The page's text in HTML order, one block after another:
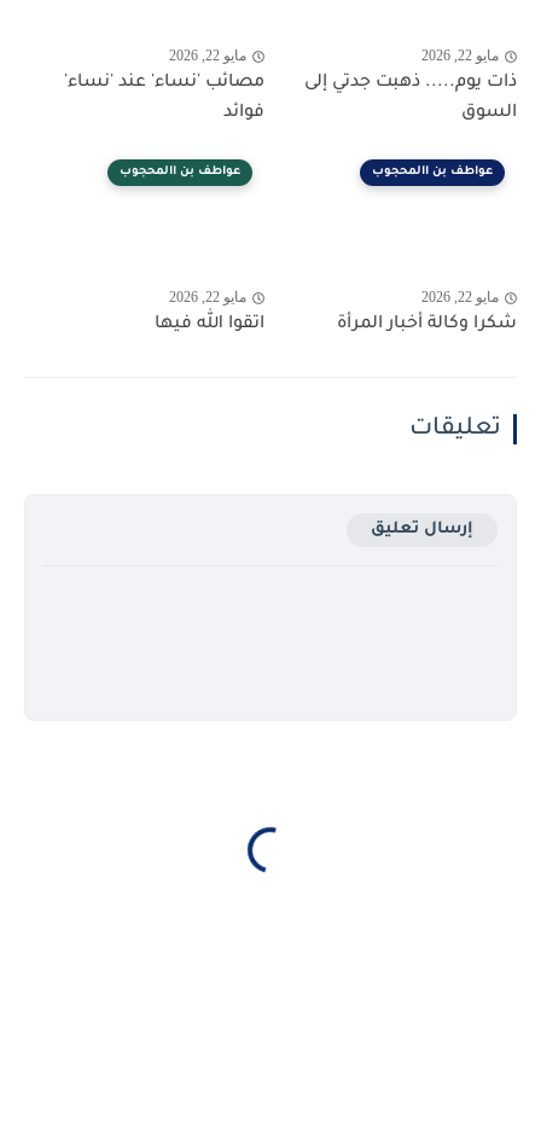
مايو 22, 2026
ذات يوم..... ذهبت جدتي إلى
السوق
مايو 22, 2026
مصائب 'نساء' عند 'نساء'
فوائد
عواطف بن االمحجوب
مايو 22, 2026
شكرا وكالة أخبار المرأة
عواطف بن االمحجوب
مايو 22, 2026
اتقوا الله فيها
تعليقات
إرسال تعليق